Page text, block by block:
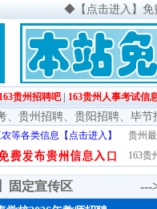
◆ 【点击进入】
163贵州招聘吧| 163贵州人事考试信
、 贵州招聘、 贵阳招聘、 毕节
等各类信息【点击进入】 贵州
163贵
顶】固定宣传区 ---